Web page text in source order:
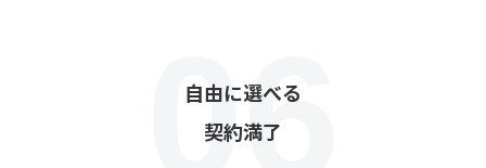
自由に選べる
契約満了